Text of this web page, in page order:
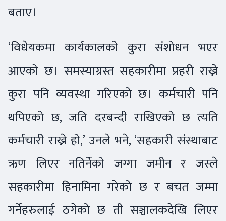
बताए।
‘विधेयकमा कार्यकालको कुरा संशोधन भएर
आएको छ। समस्याग्रस्त सहकारीमा प्रहरी राख्ने
कुरा पनि व्यवस्था गरिएको छ। कर्मचारी पनि
थपिएको छ, जति दरबन्दी राखिएको छ त्यति
कर्मचारी राख्ने हो‚’ उनले भने, ‘सहकारी संस्थाबाट
ऋण लिएर नतिर्नेको जग्गा जमीन र जस्ले
सहकारीमा हिनामिना गरेको छ र बचत जम्मा
गर्नेहरुलाई ठगेको छ ती सञ्चालकदेखि लिएर